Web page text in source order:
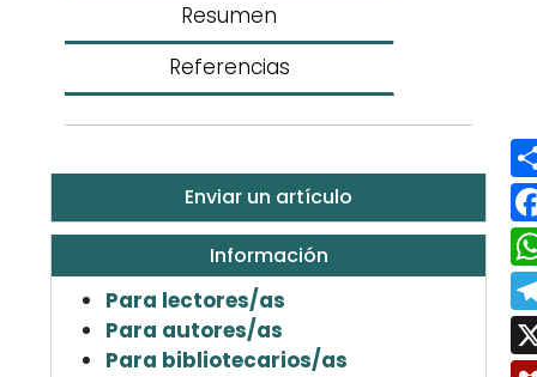
Resumen
Referencias
Enviar un artículo
Información
Para lectores/as
Para autores/as
Para bibliotecarios/as